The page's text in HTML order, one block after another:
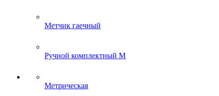
Метчик гаечный
Ручной комплектный M
Метрическая